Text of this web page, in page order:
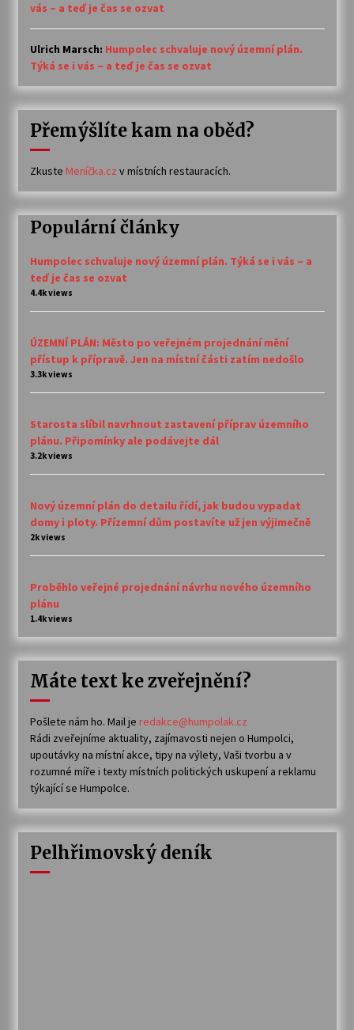
vás – a teď je čas se ozvat
Ulrich Marsch: Humpolec schvaluje nový územní plán.
Týká se i vás – a teď je čas se ozvat
Přemýšlíte kam na oběd?
Zkuste Meníčka.cz v místních restauracích.
Populární články
Humpolec schvaluje nový územní plán. Týká se i vás – a
teď je čas se ozvat
4.4k views
ÚZEMNÍ PLÁN: Město po veřejném projednání mění
přístup k přípravě. Jen na místní části zatím nedošlo
3.3k views
Starosta slíbil navrhnout zastavení příprav územního
plánu. Připomínky ale podávejte dál
3.2k views
Nový územní plán do detailu řídí, jak budou vypadat
domy i ploty. Přízemní dům postavíte už jen výjimečně
2k views
Proběhlo veřejné projednání návrhu nového územního
plánu
1.4k views
Máte text ke zveřejnění?
Pošlete nám ho. Mail je redakce@humpolak.cz
Rádi zveřejníme aktuality, zajímavosti nejen o Humpolci,
upoutávky na místní akce, tipy na výlety, Vaši tvorbu a v
rozumné míře i texty místních politických uskupení a reklamu
týkající se Humpolce.
Pelhřimovský deník